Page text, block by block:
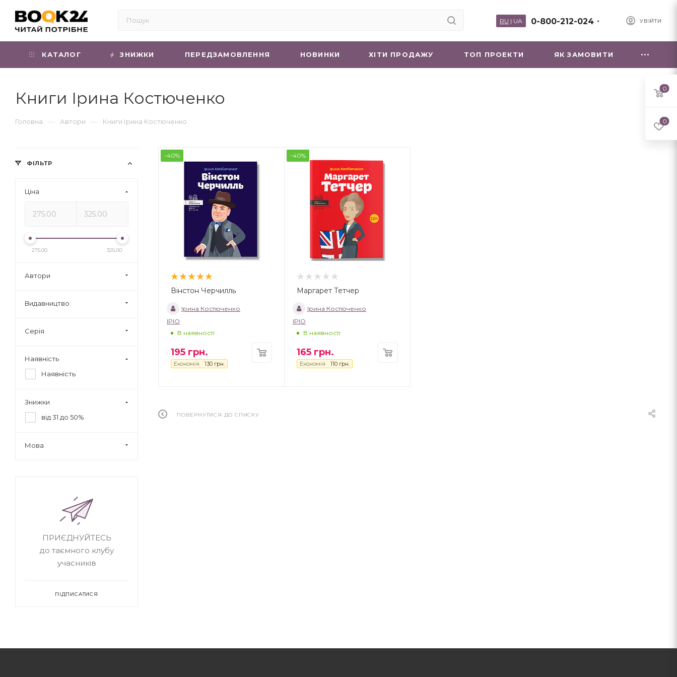
УВІЙТИ
0-800-212-024
RU | UA
КАТАЛОГ ЗНИЖКИ ПЕРЕДЗАМОВЛЕННЯ НОВИНКИ ХIТИ ПРОДАЖУ ТОП ПРОЕКТИ ЯК ЗАМОВИТИ
Книги Ірина Костюченко
Головна — Автори — Книги Ірина Костюченко
-40%
Вінстон Черчилль
Ірина Костюченко
IPIO
В наявності
195 грн.
Економія 130 грн.
-40%
Маргарет Тетчер
Ірина Костюченко
IPIO
В наявності
165грн.
Економія 110грн.
ПОВЕРНУТИСЯ ДО СПИСКУ
ФІЛЬТР
Ціна
275.00 325.00
Автори
Видавництво
Серія
Наявність
Наявність
Знижки
від 31 до 50%
Мова
ПРИЄДНУЙТЕСЬ
до таємного клубу
учасників
ПІДПИСАТИСЯ
0
0